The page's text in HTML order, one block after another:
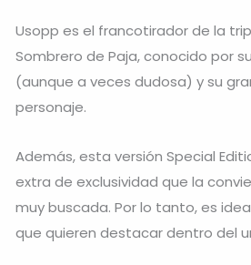
Usopp es el francotirador de la
Sombrero de Paja, conocido por
(aunque a veces dudosa) y su
personaje.
Además, esta versión Special
extra de exclusividad que la
muy buscada. Por lo tanto, es
que quieren destacar dentro del